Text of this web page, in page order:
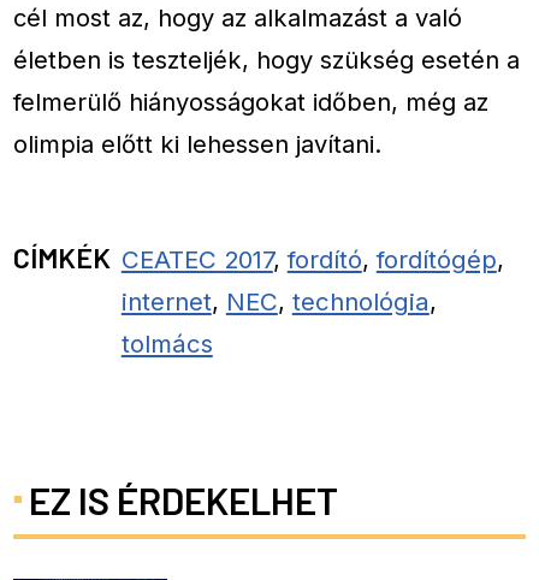
cél most az, hogy az alkalmazást a való
életben is teszteljék, hogy szükség esetén a
felmerülő hiányosságokat időben, még az
olimpia előtt ki lehessen javítani.
CÍMKÉK CEATEC 2017,fordító,fordítógép,
internet, NEC, technológia,
tolmács
EZ IS ÉRDEKELHET